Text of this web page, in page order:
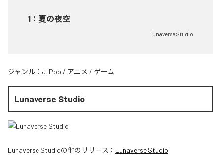
1 ： 夏の夜空
Lunaverse Studio
ジャンル： J-Pop / アニメ / ゲーム
Lunaverse Studio
Lunaverse Studioの他のリリース： Lunaverse Studio